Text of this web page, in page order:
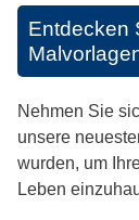
Entdecken
Nehmen Sie
unsere
wurden, um
Leben